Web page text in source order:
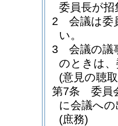
委員長が
2
会議は委
い。
3
会議の議
のときは
(意見の聴
第7条
委員
に会議へ
(庶務)